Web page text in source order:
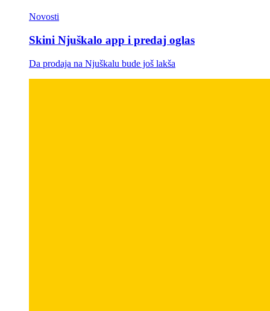
Novosti
Skini Njuškalo app i predaj oglas
Da prodaja na Njuškalu bude još lakša